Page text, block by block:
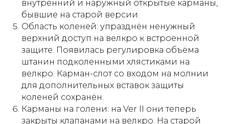
внутренний и наружный открытые карманы,
бывшие на старой версии.
Область коленей: упразднён ненужный
верхний доступ на велкро к встроенной
защите. Появилась регулировка объёма
штанин подколенными хлястиками на
велкро. Карман-слот со входом на молнии
для дополнительных вставок защиты
коленей сохранён.
Карманы на голени: на Ver II они теперь
закрыты клапанами на велкро. На старой